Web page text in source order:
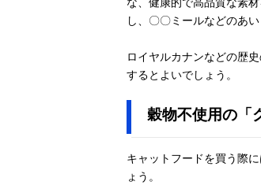
し、〇〇ミールなどのあ
ロイヤルカナンなどの歴
するとよいでしょう。
穀物不使用の「
キャットフードを買う際に
ょう。